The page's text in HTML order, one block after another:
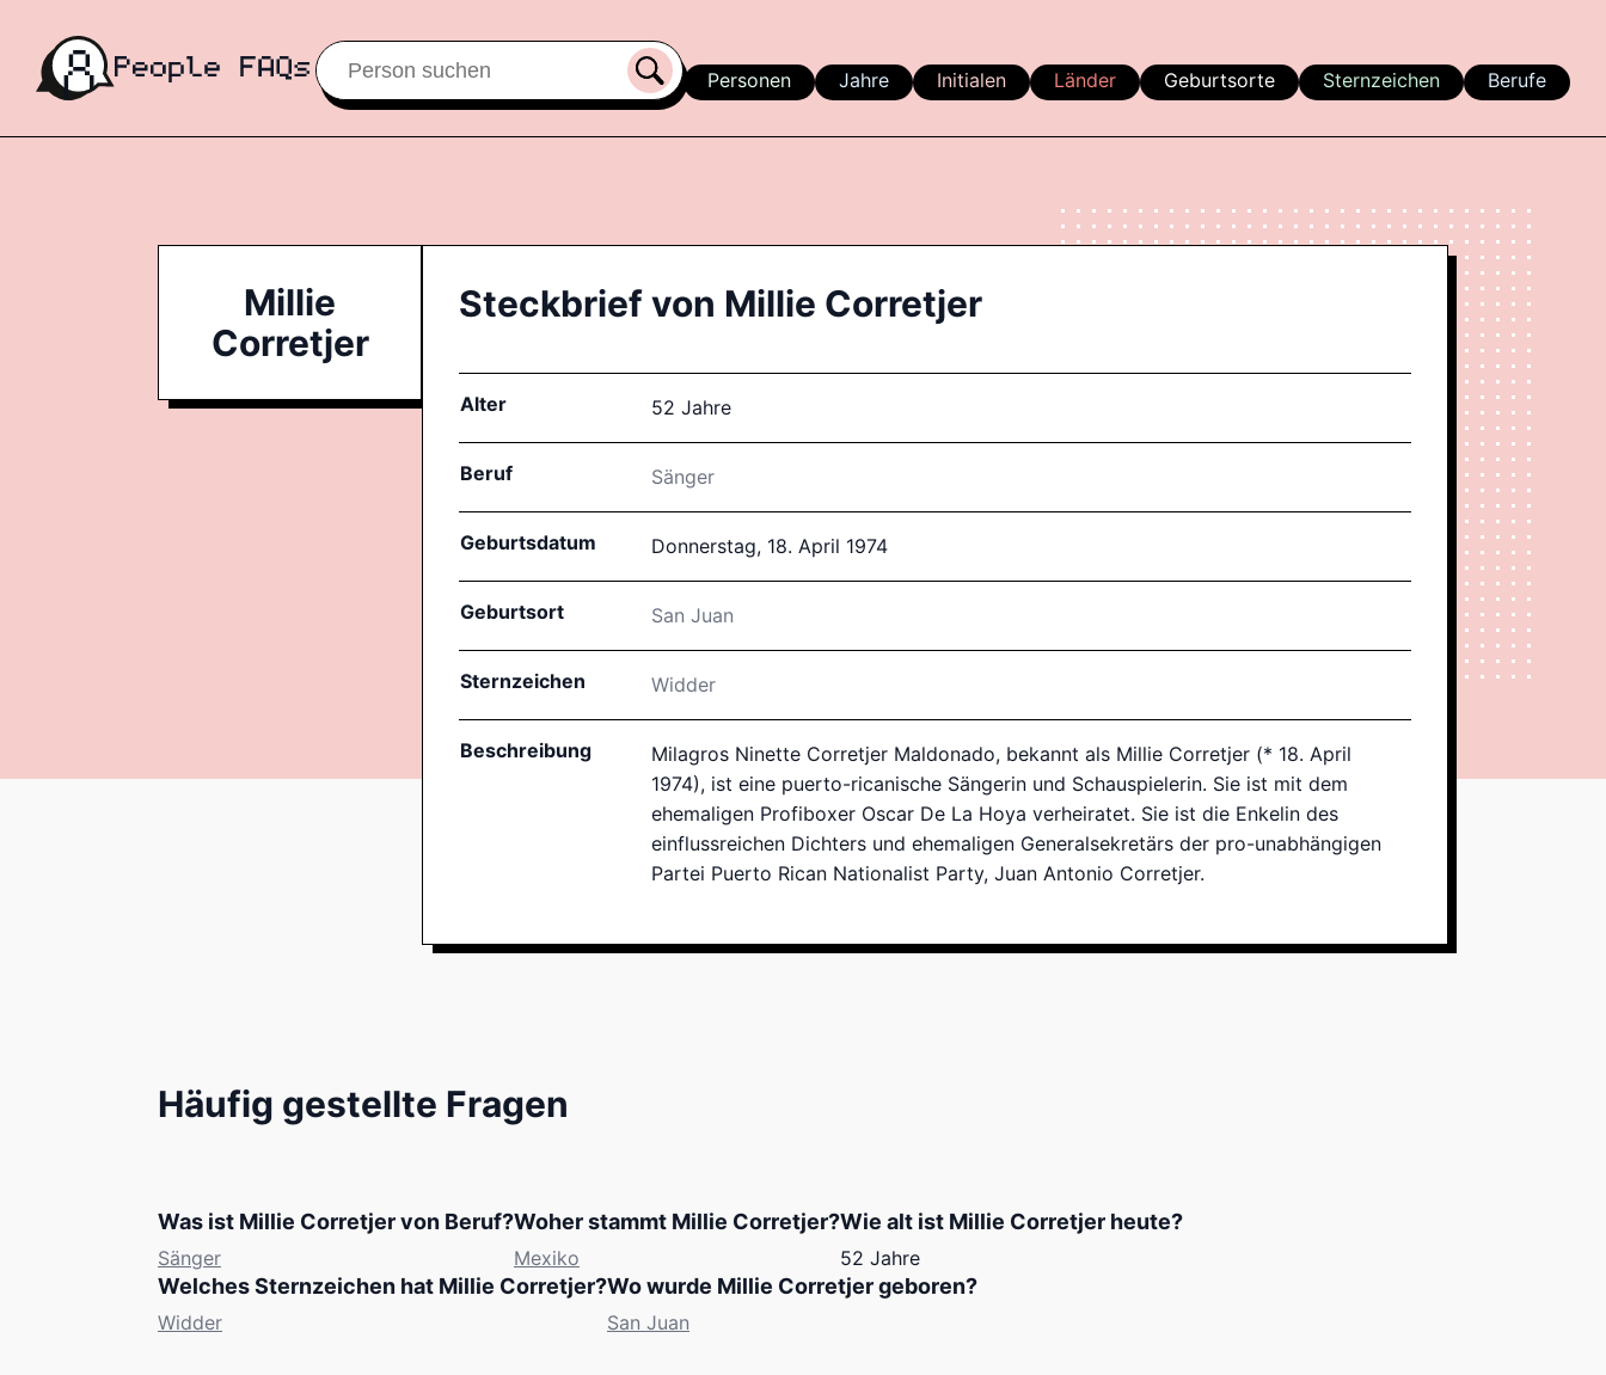
Personen Jahre Initialen Länder Geburtsorte Sternzeichen Berufe
Millie
Corretjer
Steckbrief von Millie Corretjer
Alter 52 Jahre
Beruf Sänger
Geburtsdatum Donnerstag, 18. April 1974
Geburtsort San Juan
Sternzeichen Widder
Beschreibung
Milagros Ninette Corretjer Maldonado, bekannt als Millie Corretjer (* 18. April
1974), ist eine puerto-ricanische Sängerin und Schauspielerin. Sie ist mit dem
ehemaligen Profiboxer Oscar De La Hoya verheiratet. Sie ist die Enkelin des
einflussreichen Dichters und ehemaligen Generalsekretärs der pro-unabhängigen
Partei Puerto Rican Nationalist Party, Juan Antonio Corretjer.
Häufig gestellte Fragen
Was ist Millie Corretjer von Beruf?
Sänger
Woher stammt Millie Corretjer?
Mexiko
Wie alt ist Millie Corretjer heute?
52 Jahre
Welches Sternzeichen hat Millie Corretjer?
Widder
Wo wurde Millie Corretjer geboren?
San Juan